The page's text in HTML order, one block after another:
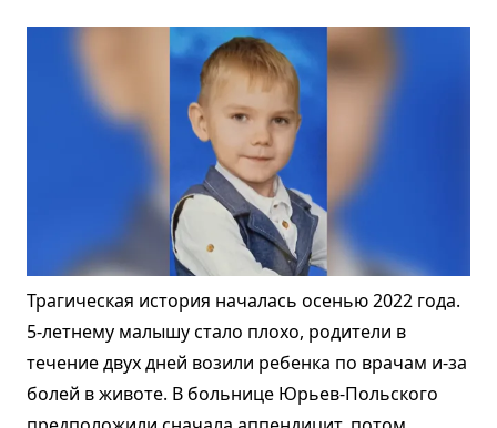
Трагическая история началась осенью 2022 года.
5-летнему малышу стало плохо, родители в
течение двух дней возили ребенка по врачам и-за
болей в животе. В больнице Юрьев-Польского